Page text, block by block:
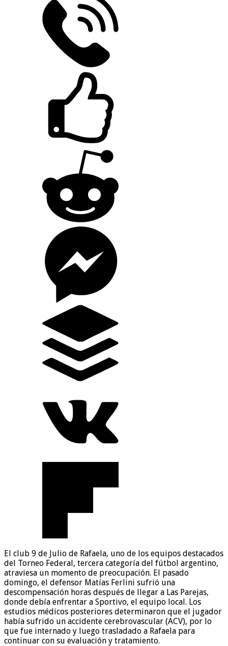
El club 9 de Julio de Rafaela, uno de los equipos destacados
del Torneo Federal, tercera categoría del fútbol argentino,
atraviesa un momento de preocupación. El pasado
domingo, el defensor Matías Ferlini sufrió una
descompensación horas después de llegar a Las Parejas,
donde debía enfrentar a Sportivo, el equipo local. Los
estudios médicos posteriores determinaron que el jugador
había sufrido un accidente cerebrovascular (ACV), por lo
que fue internado y luego trasladado a Rafaela para
continuar con su evaluación y tratamiento.